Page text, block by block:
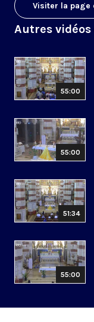
Visiter la page
Autres
55:00
55:00
51:34
55:00